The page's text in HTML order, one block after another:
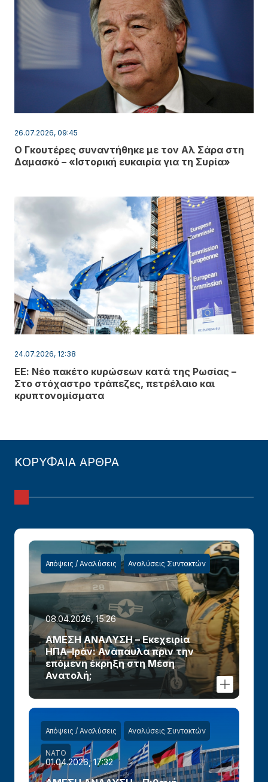
26.07.2026, 09:45
Ο Γκουτέρες συναντήθηκε με τον Αλ Σάρα στη
Δαμασκό – «Ιστορική ευκαιρία για τη Συρία»
24.07.2026, 12:38
ΕΕ: Νέο πακέτο κυρώσεων κατά της Ρωσίας –
Στο στόχαστρο τράπεζες, πετρέλαιο και
κρυπτονομίσματα
ΚΟΡΥΦΑΙΑ ΑΡΘΡΑ
Απόψεις / Αναλύσεις Αναλύσεις Συντακτών
08.04.2026, 15:26
ΑΜΕΣΗ ΑΝΑΛΥΣΗ – Εκεχειρία
ΗΠΑ–Ιράν: Ανάπαυλα πριν την
επόμενη έκρηξη στη Μέση
Ανατολή;
Απόψεις / Αναλύσεις Αναλύσεις Συντακτών
ΝΑΤΟ
01.04.2026, 17:32